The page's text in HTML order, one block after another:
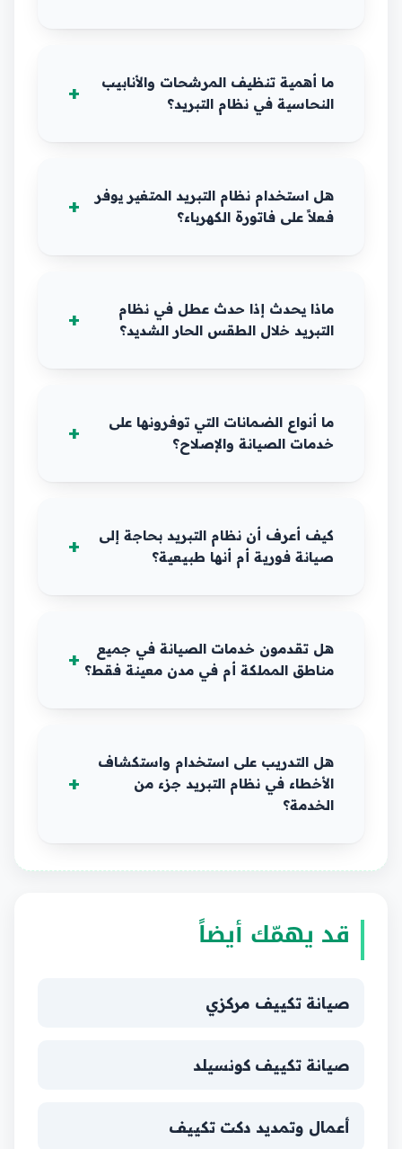
ما أهمية تنظيف المرشحات والأنابيب
النحاسية في نظام التبريد؟
هل استخدام نظام التبريد المتغير يوفر
فعلاً على فاتورة الكهرباء؟
ماذا يحدث إذا حدث عطل في نظام
التبريد خلال الطقس الحار الشديد؟
ما أنواع الضمانات التي توفرونها على
خدمات الصيانة والإصلاح؟
كيف أعرف أن نظام التبريد بحاجة إلى
صيانة فورية أم أنها طبيعية؟
هل تقدمون خدمات الصيانة في جميع
مناطق المملكة أم في مدن معينة فقط؟
هل التدريب على استخدام واستكشاف
الأخطاء في نظام التبريد جزء من
الخدمة؟
قد يهمّك أيضاً
صيانة تكييف مركزي
صيانة تكييف كونسيلد
أعمال وتمديد دكت تكييف